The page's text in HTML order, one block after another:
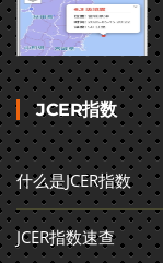
JCER指数
什么是JCER指数
JCER指数速查